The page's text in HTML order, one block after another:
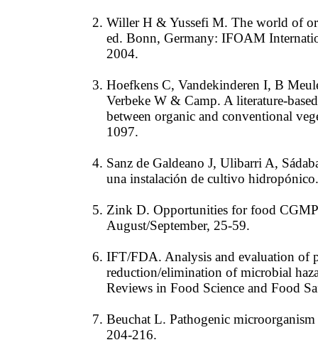
Willer H & Yussefi M. The world of
ed. Bonn, Germany: IFOAM
2004.
Hoefkens C, Vandekinderen I, B
Verbeke W & Camp. A literature-
between organic and conventional
1097.
Sanz de Galdeano J, Ulibarri A,
una instalación de cultivo
Zink D. Opportunities for food
August/September, 25-59.
IFT/FDA. Analysis and evaluation of
reduction/elimination of microbial
Reviews in Food Science and Food
Beuchat L. Pathogenic
204-216.